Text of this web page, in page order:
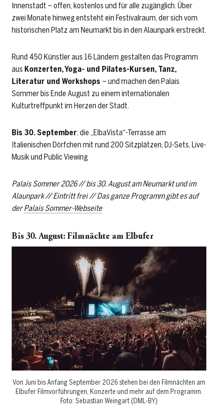
Innenstadt – offen, kostenlos und für alle zugänglich. Über
zwei Monate hinweg entsteht ein Festivalraum, der sich vom
historischen Platz am Neumarkt bis in den Alaunpark erstreckt.
Rund 450 Künstler aus 16 Ländern gestalten das Programm
aus Konzerten, Yoga- und Pilates-Kursen, Tanz,
Literatur und Workshops – und machen den Palais
Sommer bis Ende August zu einem internationalen
Kulturtreffpunkt im Herzen der Stadt.
Bis 30. September: die „ElbaVista“-Terrasse am
Italienischen Dörfchen mit rund 200 Sitzplätzen, DJ-Sets, Live-
Musik und Public Viewing
Palais Sommer 2026 // bis 30. August am Neumarkt und im
Alaunpark // Eintritt frei // Das ganze Programm gibt es auf
derPalais Sommer-Webseite
Bis 30. August: Filmnächte am Elbufer
Von Juni bis Anfang September 2026 stehen bei den Filmnächten am
Elbufer Filmvorführungen, Konzerte und mehr auf dem Programm.
Foto: Sebastian Weingart (DML-BY)